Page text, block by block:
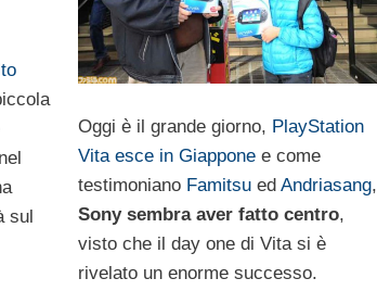
sul
Oggi è il grande giorno, PlayStation
Vita esce in Giapponee come
testimoniano Famitsued Andriasang,
Sony sembra aver fatto centro,
visto che il day one di Vita si è
rivelato un enorme successo.